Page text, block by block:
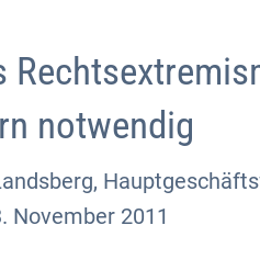
notwendig
November 2011